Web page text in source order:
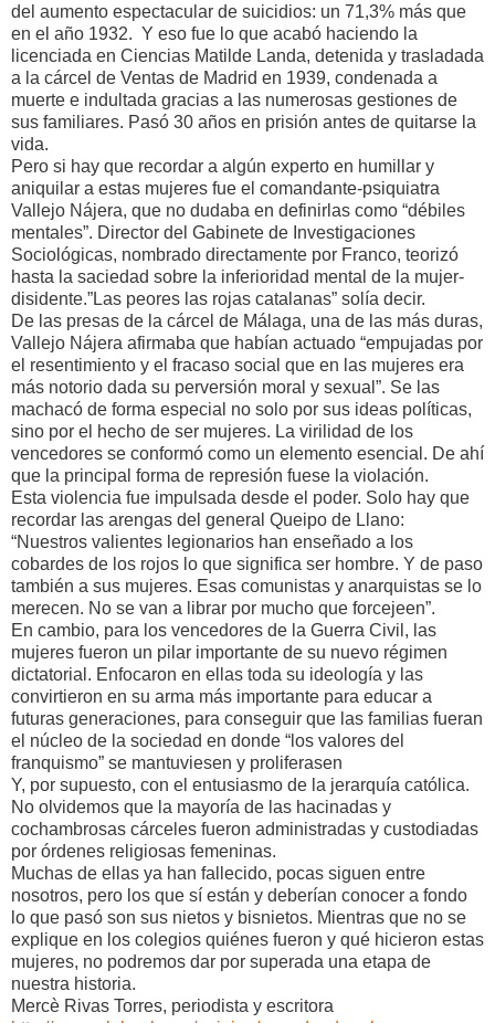
del aumento espectacular de suicidios: un 71,3% más que
en el año 1932. Y eso fue lo que acabó haciendo la
licenciada en Ciencias Matilde Landa, detenida y trasladada
a la cárcel de Ventas de Madrid en 1939, condenada a
muerte e indultada gracias a las numerosas gestiones de
sus familiares. Pasó 30 años en prisión antes de quitarse la
vida.
Pero si hay que recordar a algún experto en humillar y
aniquilar a estas mujeres fue el comandante-psiquiatra
Vallejo Nájera, que no dudaba en definirlas como “débiles
mentales”. Director del Gabinete de Investigaciones
Sociológicas, nombrado directamente por Franco, teorizó
hasta la saciedad sobre la inferioridad mental de la mujer-
disidente.”Las peores las rojas catalanas” solía decir.
De las presas de la cárcel de Málaga, una de las más duras,
Vallejo Nájera afirmaba que habían actuado “empujadas por
el resentimiento y el fracaso social que en las mujeres era
más notorio dada su perversión moral y sexual”. Se las
machacó de forma especial no solo por sus ideas políticas,
sino por el hecho de ser mujeres. La virilidad de los
vencedores se conformó como un elemento esencial. De ahí
que la principal forma de represión fuese la violación.
Esta violencia fue impulsada desde el poder. Solo hay que
recordar las arengas del general Queipo de Llano:
“Nuestros valientes legionarios han enseñado a los
cobardes de los rojos lo que significa ser hombre. Y de paso
también a sus mujeres. Esas comunistas y anarquistas se lo
merecen. No se van a librar por mucho que forcejeen”.
En cambio, para los vencedores de la Guerra Civil, las
mujeres fueron un pilar importante de su nuevo régimen
dictatorial. Enfocaron en ellas toda su ideología y las
convirtieron en su arma más importante para educar a
futuras generaciones, para conseguir que las familias fueran
el núcleo de la sociedad en donde “los valores del
franquismo” se mantuviesen y proliferasen
Y, por supuesto, con el entusiasmo de la jerarquía católica.
No olvidemos que la mayoría de las hacinadas y
cochambrosas cárceles fueron administradas y custodiadas
por órdenes religiosas femeninas.
Muchas de ellas ya han fallecido, pocas siguen entre
nosotros, pero los que sí están y deberían conocer a fondo
lo que pasó son sus nietos y bisnietos. Mientras que no se
explique en los colegios quiénes fueron y qué hicieron estas
mujeres, no podremos dar por superada una etapa de
nuestra historia.
Mercè Rivas Torres, periodista y escritora